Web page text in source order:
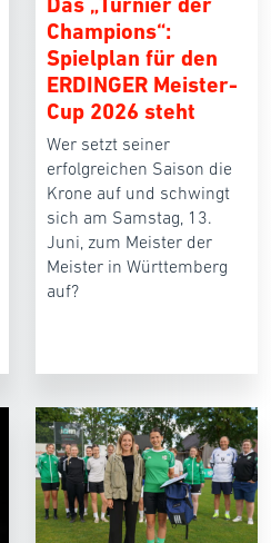
Champions“:
Spielplan für den
ERDINGER Meister-
Cup 2026 steht
Wer setzt seiner
erfolgreichen Saison die
Krone auf und schwingt
sich am Samstag, 13.
Juni, zum Meister der
Meister in Württemberg
auf?